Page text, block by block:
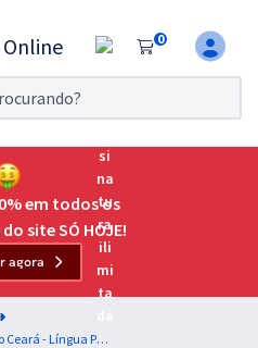
0
por 7 dias!
o Exame da
as principais
em todos os
site SÓ HOJE!
agora
TJ CE - Tribunal de Justiça do Estado do Ceará - Língua Portuguesa para o Cargo de Analista Judiciário – Área Judiciária (Pós-Edital)